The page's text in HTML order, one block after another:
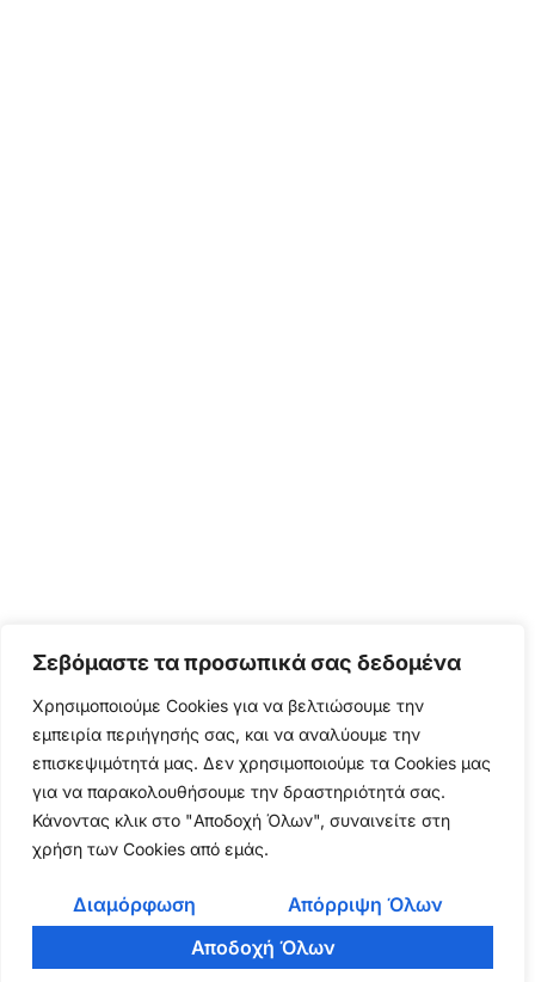
Σεβόμαστε τα προσωπικά σας δεδομένα
Χρησιμοποιούμε Cookies για να βελτιώσουμε την
εμπειρία περιήγησής σας, και να αναλύουμε την
επισκεψιμότητά μας. Δεν χρησιμοποιούμε τα Cookies μας
για να παρακολουθήσουμε την δραστηριότητά σας.
Κάνοντας κλικ στο "Αποδοχή Όλων", συναινείτε στη
χρήση των Cookies από εμάς.
Διαμόρφωση
Απόρριψη Όλων
Αποδοχή Όλων